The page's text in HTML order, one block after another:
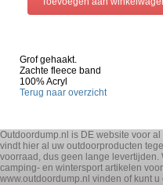
Grof gehaakt.
Zachte fleece band
100% Acryl
Terug naar overzicht
Outdoordump.nl is DE website voor
vindt hier al uw outdoorproducten
voorraad, dus geen lange
camping- en wintersport artikelen
www.outdoordump.nl vinden of kunt